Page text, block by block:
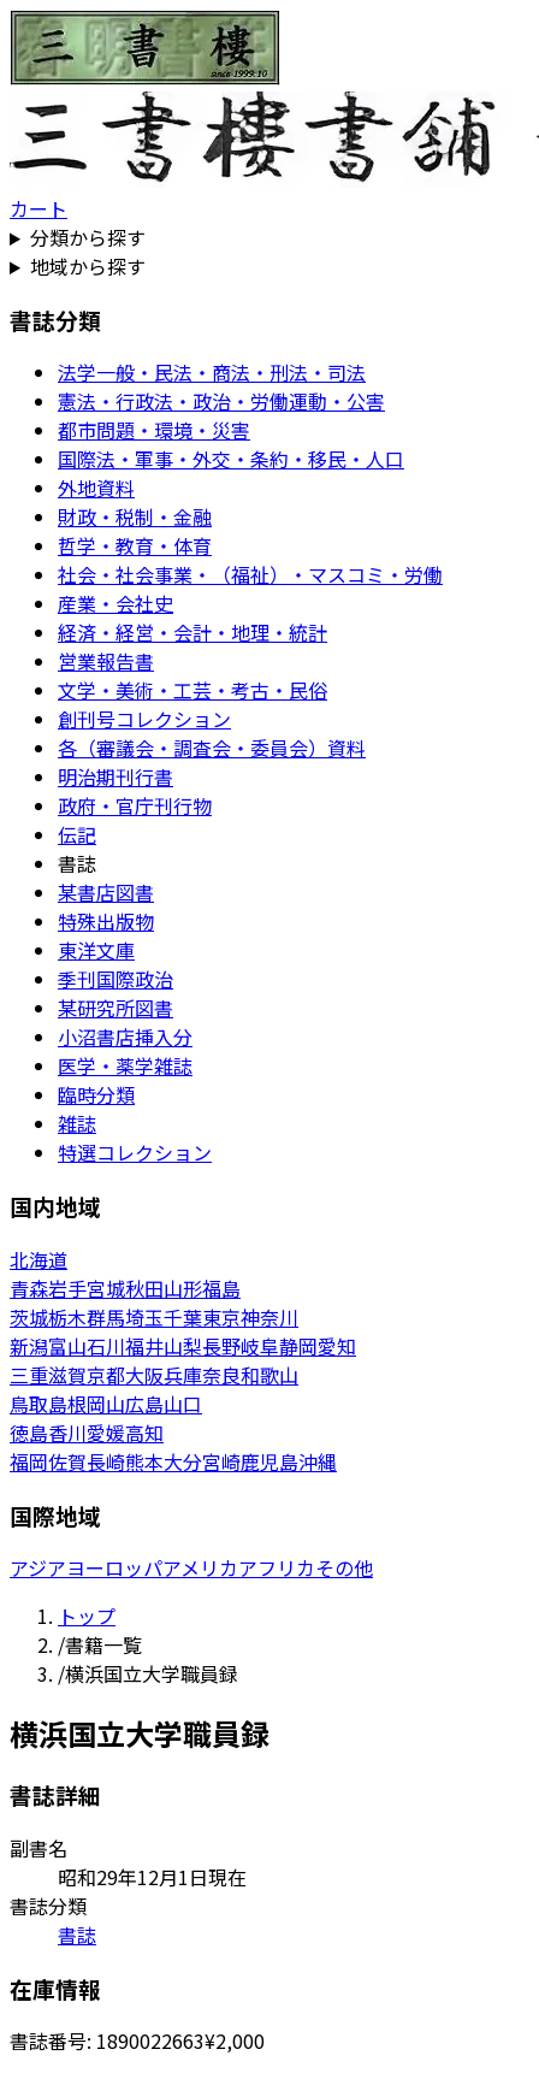
カート
分類から探す
地域から探す
書誌分類
法学一般・民法・商法・刑法・司法
憲法・行政法・政治・労働運動・公害
都市問題・環境・災害
国際法・軍事・外交・条約・移民・人口
外地資料
財政・税制・金融
哲学・教育・体育
社会・社会事業・（福祉）・マスコミ・労働
産業・会社史
経済・経営・会計・地理・統計
営業報告書
文学・美術・工芸・考古・民俗
創刊号コレクション
各（審議会・調査会・委員会）資料
明治期刊行書
政府・官庁刊行物
伝記
書誌
某書店図書
特殊出版物
東洋文庫
季刊国際政治
某研究所図書
小沼書店挿入分
医学・薬学雑誌
臨時分類
雑誌
特選コレクション
国内地域
北海道
青森岩手宮城秋田山形福島
茨城栃木群馬埼玉千葉東京神奈川
新潟富山石川福井山梨長野岐阜静岡愛知
三重滋賀京都大阪兵庫奈良和歌山
鳥取島根岡山広島山口
徳島香川愛媛高知
福岡佐賀長崎熊本大分宮崎鹿児島沖縄
国際地域
アジアヨーロッパアメリカアフリカその他
トップ
/書籍一覧
/横浜国立大学職員録
横浜国立大学職員録
書誌詳細
副書名
昭和29年12月1日現在
書誌分類
書誌
在庫情報
書誌番号: 1890022663¥2,000